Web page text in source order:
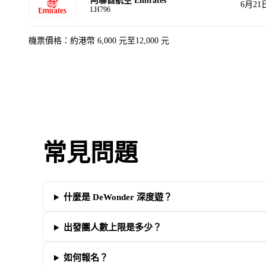
LH796
6月21
機票價格：約港幣 6,000 元至12,000 元
常見問題
什麼是 DeWonder 深度遊？
出發團人數上限是多少？
如何報名？